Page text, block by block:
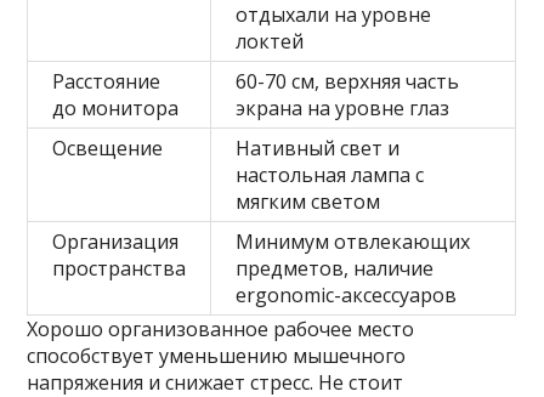
отдыхали на уровне
локтей
Расстояние
до монитора
60-70 см, верхняя часть
экрана на уровне глаз
Освещение
Нативный свет и
настольная лампа с
мягким светом
Организация
пространства
Минимум отвлекающих
предметов, наличие
ergonomic-аксессуаров
Хорошо организованное рабочее место
способствует уменьшению мышечного
напряжения и снижает стресс. Не стоит